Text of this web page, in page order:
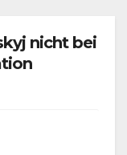
nicht bei